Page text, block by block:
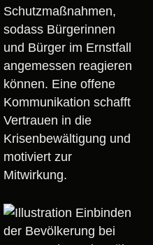
Schutzmaßnahmen,
sodass Bürgerinnen
und Bürger im Ernstfall
angemessen reagieren
können. Eine offene
Kommunikation schafft
Vertrauen in die
Krisenbewältigung und
motiviert zur
Mitwirkung.